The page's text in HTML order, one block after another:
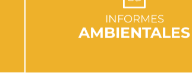
INFORMES
AMBIENTALES
IR A SECCIÓN